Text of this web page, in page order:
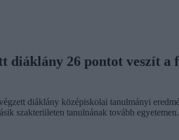
26 pontot veszít a
diáklány középiskolai tanulmányi
szakterületen tanulnának tovább egyetemen.